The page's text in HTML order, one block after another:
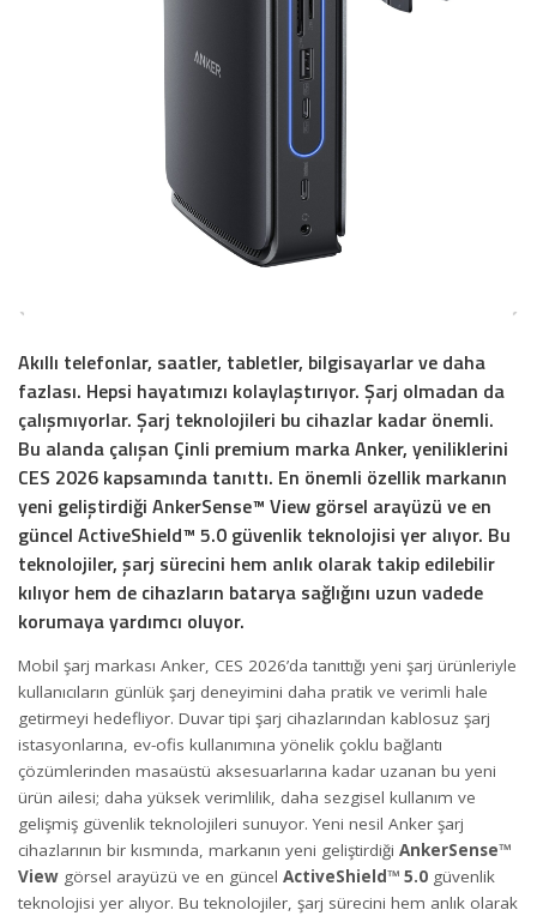
Akıllı telefonlar, saatler, tabletler, bilgisayarlar ve daha
fazlası. Hepsi hayatımızı kolaylaştırıyor. Şarj olmadan da
çalışmıyorlar. Şarj teknolojileri bu cihazlar kadar önemli.
Bu alanda çalışan Çinli premium marka Anker, yeniliklerini
CES 2026 kapsamında tanıttı. En önemli özellik markanın
yeni geliştirdiği AnkerSense™ View görsel arayüzü ve en
güncel ActiveShield™ 5.0 güvenlik teknolojisi yer alıyor. Bu
teknolojiler, şarj sürecini hem anlık olarak takip edilebilir
kılıyor hem de cihazların batarya sağlığını uzun vadede
korumaya yardımcı oluyor.
Mobil şarj markası Anker, CES 2026’da tanıttığı yeni şarj ürünleriyle
kullanıcıların günlük şarj deneyimini daha pratik ve verimli hale
getirmeyi hedefliyor. Duvar tipi şarj cihazlarından kablosuz şarj
istasyonlarına, ev-ofis kullanımına yönelik çoklu bağlantı
çözümlerinden masaüstü aksesuarlarına kadar uzanan bu yeni
ürün ailesi; daha yüksek verimlilik, daha sezgisel kullanım ve
gelişmiş güvenlik teknolojileri sunuyor. Yeni nesil Anker şarj
cihazlarının bir kısmında, markanın yeni geliştirdiği AnkerSense™
View görsel arayüzü ve en güncel ActiveShield™ 5.0 güvenlik
teknolojisi yer alıyor. Bu teknolojiler, şarj sürecini hem anlık olarak